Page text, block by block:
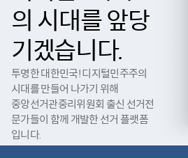
의 시대를 앞당
기겠습니다.
투명한 대한민국! 디지털민주주의
시대를 만들어 나가기 위해
중앙선거관중리위원회 출신 선거전
문가들이 함께 개발한 선거 플랫폼
입니다.